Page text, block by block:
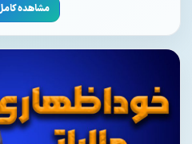
مشاهده